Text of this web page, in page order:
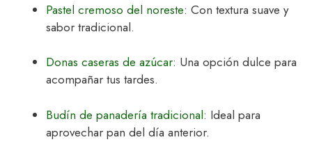
Pastel cremoso del noreste: Con textura suave y
sabor tradicional.
Donas caseras de azúcar: Una opción dulce para
acompañar tus tardes.
Budín de panadería tradicional: Ideal para
aprovechar pan del día anterior.